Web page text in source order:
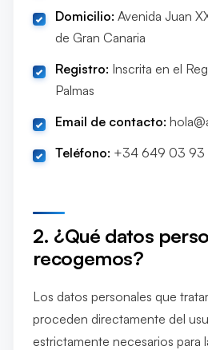
Domicilio: Avenida Juan
de Gran Canaria
Registro: Inscrita en el
Palmas
Email de contacto:
Teléfono: +34 649 03 93
2. ¿Qué datos
recogemos?
Los datos personales que
proceden directamente del
estrictamente necesarios para